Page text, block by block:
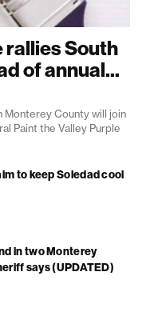
rallies South
of annual...
Monterey County will join
Paint the Valley Purple
to keep Soledad cool
in two Monterey
says (UPDATED)